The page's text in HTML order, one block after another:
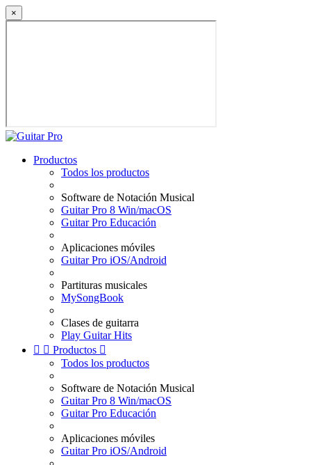
×
Productos
Todos los productos
Software de Notación Musical
Guitar Pro 8 Win/macOS
Guitar Pro Educación
Aplicaciones móviles
Guitar Pro iOS/Android
Partituras musicales
MySongBook
Clases de guitarra
Play Guitar Hits
  Productos 
Todos los productos
Software de Notación Musical
Guitar Pro 8 Win/macOS
Guitar Pro Educación
Aplicaciones móviles
Guitar Pro iOS/Android